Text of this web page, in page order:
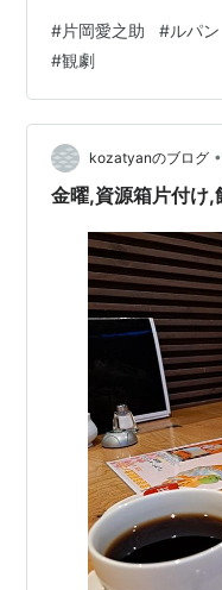
は、21/8/26、21/4/23
ませ。なお、歌舞伎版
三世」のテーマ曲を
していただいてます♡
今日の本題に入る前に
ーーーーーーーーーー
#片岡愛之助 #ルパン
#観劇
kozatyanのブログ •
金曜,資源箱片付け,